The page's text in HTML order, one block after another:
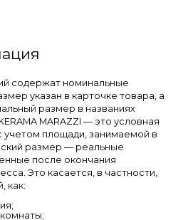
содержат номинальные
указан в карточке товара, а
размер в названиях
MARAZZI — это условная
учетом площади, занимаемой в
размер — реальные
после окончания
Это касается, в частности,
как: